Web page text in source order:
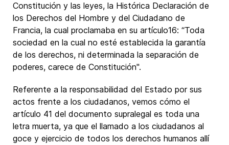
Constitución y las leyes, la Histórica Declaración de
los Derechos del Hombre y del Ciudadano de
Francia, la cual proclamaba en su artículo16: “Toda
sociedad en la cual no esté establecida la garantía
de los derechos, ni determinada la separación de
poderes, carece de Constitución".
Referente a la responsabilidad del Estado por sus
actos frente a los ciudadanos, vemos cómo el
artículo 41 del documento supralegal es toda una
letra muerta, ya que el llamado a los ciudadanos al
goce y ejercicio de todos los derechos humanos allí